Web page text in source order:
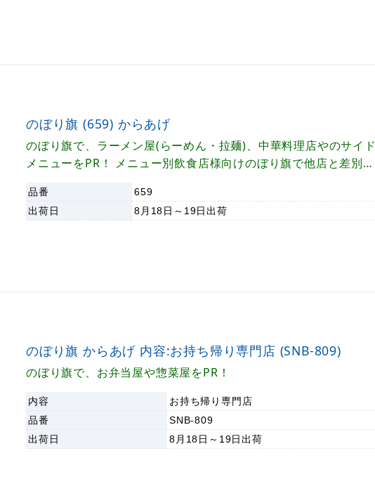
のぼり旗 (659) からあげ
のぼり旗で、ラーメン屋(らーめん・拉麺)、中華料理店やのサイド
メニューをPR！ メニュー別飲食店様向けのぼり旗で他店と差別
品番 659
出荷日 8月18日～19日出荷
のぼり旗 からあげ 内容:お持ち帰り専門店 (SNB-809)
のぼり旗で、お弁当屋や惣菜屋をPR！
内容
お持ち帰り専門店
品番
SNB-809
出荷日 8月18日～19日出荷